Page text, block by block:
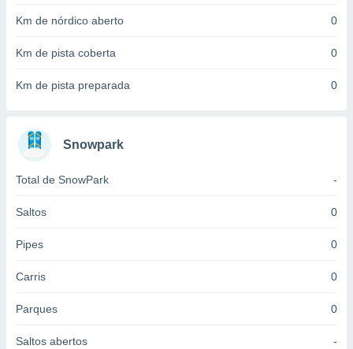
criar
medir
da
de
de dados
e melhorar
Km de nórdico aberto 0
Km de pista coberta 0
Km de pista preparada 0
Snowpark
Total de SnowPark -
Saltos 0
Pipes 0
Carris 0
Parques 0
Saltos abertos -